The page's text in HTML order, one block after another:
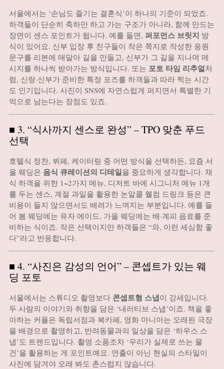
서울에서는 ‘손님도 즐기는 결혼식’이 하나의 기준이 되었죠.
하객들이 단순히 축하만 하고 가는 구조가 아니라, 함께 만드는
장면이 센스 포인트가 됩니다. 예를 들면, 퍼포먼스 브릿지 방
식이 있어요. 신부 입장 후 친구들이 작은 쪽지로 작성한 응원
문구를 리본에 매달아 길을 만들고, 신부가 그 길을 지나며 메
시지를 하나씩 받아가는 방식입니다. 또는 포토 타임 리추얼처
럼, 신랑·신부가 준비한 특정 포즈를 하객들과 따라 찍는 시간
도 인기입니다. 사진이 SNS에 자연스럽게 퍼지면서 특별한 기
억으로 남는다는 장점도 있죠.
■ 3. “식사까지 센스로 완성” – TPO 맞춘 푸드
선택
호텔식 정찬, 뷔페, 케이터링 중 어떤 방식을 선택하든, 요즘 서
울 웨딩은 음식 큐레이션의 디테일을 중요하게 생각합니다. 채
식 하객을 위한 1~2가지 메뉴, 디저트 바에 시그니처 메뉴 1개
를 두는 센스, 계절 과일을 활용한 논알콜 웰컴 드링크 등은 큰
비용이 들지 않으면서도 배려가 느껴지는 부분입니다. 예를 들
어 봄 웨딩에는 유자 에이드, 가을 웨딩에는 배·계피 음료를 준
비하는 식이죠. 작은 선택이지만 하객들은 “와, 이런 세심함 좋
다”라고 반응합니다.
■ 4. “사진은 감성의 언어” – 콘셉트가 있는 웨
딩 포토
서울에서는 스튜디오 촬영보다 콘셉트형 스냅이 강세입니다.
두 사람의 이야기와 취향을 담은 ‘내러티브 스냅’이죠. 책을 좋
아하는 커플은 독립서점과 북카페, 영화 마니아는 오래된 극장
을 배경으로 촬영하고, 반려동물과의 일상을 담은 ‘하우스 스
냅’도 트렌드입니다. 촬영 소품조차 ‘우리가 실제로 쓰는 물
건’을 활용하는 게 포인트예요. 연출이 아닌 현실의 스타일이
사진에 담겨야 오래 봐도 촌스럽지 않습니다.